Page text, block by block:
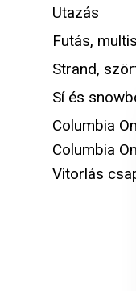
Utazás
Futás,
Strand,
Sí és
Columbia
Columbia
Vitorlás